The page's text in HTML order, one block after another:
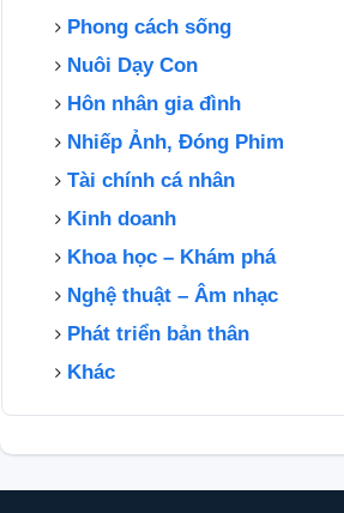
Phong cách sống
Nuôi Dạy Con
Hôn nhân gia đình
Nhiếp Ảnh, Đóng Phim
Tài chính cá nhân
Kinh doanh
Khoa học – Khám phá
Nghệ thuật – Âm nhạc
Phát triển bản thân
Khác